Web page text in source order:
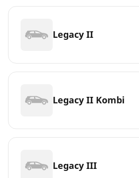
Legacy II
Legacy II Kombi
Legacy III